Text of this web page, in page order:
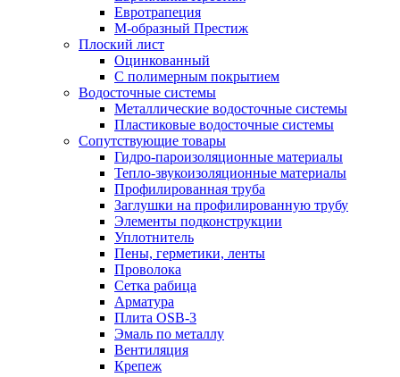
Евротрапеция
М-образный Престиж
Плоский лист
Оцинкованный
С полимерным покрытием
Водосточные системы
Металлические водосточные системы
Пластиковые водосточные системы
Сопутствующие товары
Гидро-пароизоляционные материалы
Тепло-звукоизоляционные материалы
Профилированная труба
Заглушки на профилированную трубу
Элементы подконструкции
Уплотнитель
Пены, герметики, ленты
Проволока
Сетка рабица
Арматура
Плита OSB-3
Эмаль по металлу
Вентиляция
Крепеж